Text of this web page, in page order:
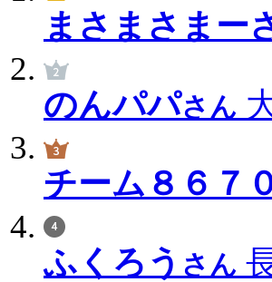
まさまさまー
のんパパさん
チーム８６７
ふくろう さん